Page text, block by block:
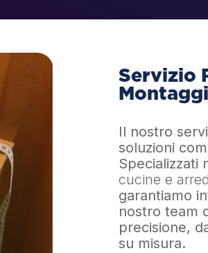
Servizio
Il nostro
soluzioni
Specializzati
cucine e
garantiamo
nostro team
precisione,
su misura.